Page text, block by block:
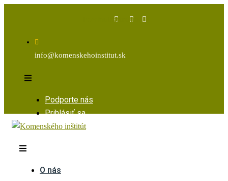
InstagramYoutube
info@komenskehoinstitut.sk
Podporte nás
Prihlásiť sa
O nás